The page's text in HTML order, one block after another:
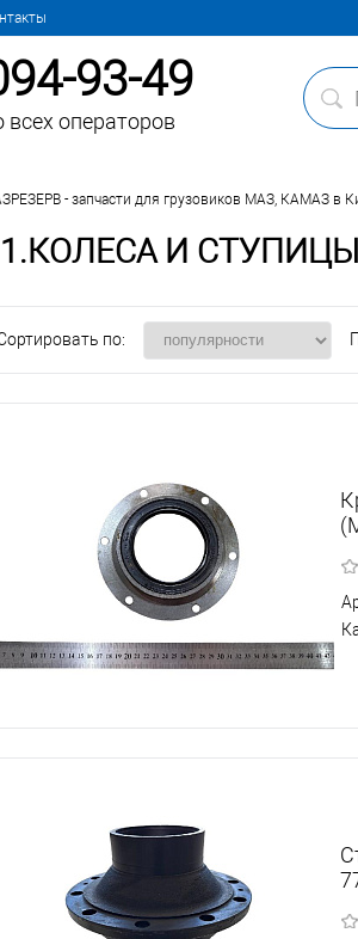
93-49
всех операторов
- запчасти для грузовиков МАЗ, КАМАЗ в
И СТУПИЦЫ
по: